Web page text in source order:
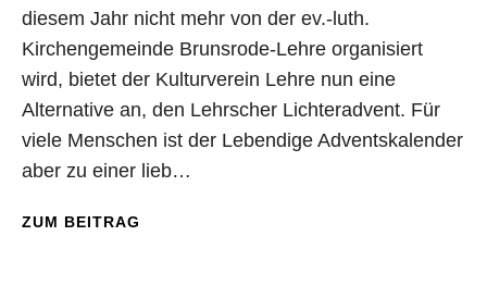
diesem Jahr nicht mehr von der ev.-luth.
Kirchengemeinde Brunsrode-Lehre organisiert
wird, bietet der Kulturverein Lehre nun eine
Alternative an, den Lehrscher Lichteradvent. Für
viele Menschen ist der Lebendige Adventskalender
aber zu einer lieb…
ZUM BEITRAG